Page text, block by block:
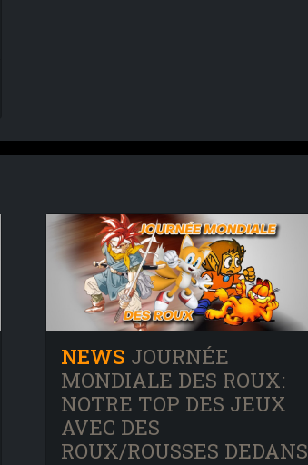
NEWS JOURNÉE
MONDIALE DES ROUX:
NOTRE TOP DES JEUX
AVEC DES
ROUX/ROUSSES DEDANS